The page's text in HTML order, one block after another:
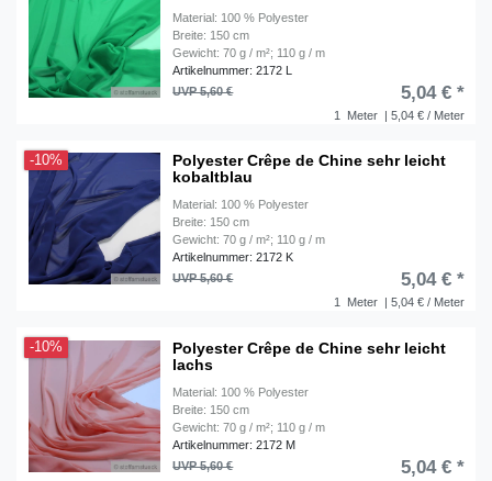
Material: 100 % Polyester
Breite: 150 cm
Gewicht: 70 g / m²; 110 g / m
Artikelnummer: 2172 L
1 Meter | 5,04 € / Meter
UVP 5,60 € 5,04 € *
-10%
Polyester Crêpe de Chine sehr leicht
kobaltblau
Material: 100 % Polyester
Breite: 150 cm
Gewicht: 70 g / m²; 110 g / m
Artikelnummer: 2172 K
1 Meter | 5,04 € / Meter
UVP 5,60 € 5,04 € *
-10%
Polyester Crêpe de Chine sehr leicht
lachs
Material: 100 % Polyester
Breite: 150 cm
Gewicht: 70 g / m²; 110 g / m
Artikelnummer: 2172 M
UVP 5,60 € 5,04 € *